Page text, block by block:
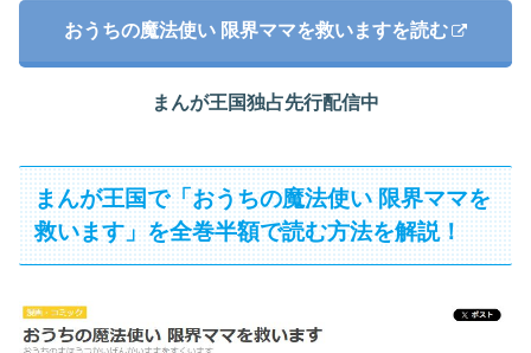
おうちの魔法使い 限界ママを救いますを読む
まんが王国独占先行配信中
まんが王国で「おうちの魔法使い 限界ママを
救います」を全巻半額で読む方法を解説！